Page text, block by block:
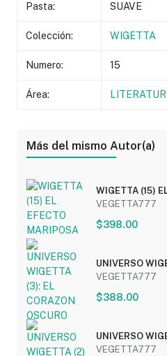
Pasta: SUAVE
Colección: WIGETTA
Numero: 15
Área:
Más del mismo Autor(a)
WIGETTA (15)
VEGETTA777
$398.00
UNIVERSO
OSCURO
VEGETTA777
$388.00
UNIVERSO
VEGETTA777